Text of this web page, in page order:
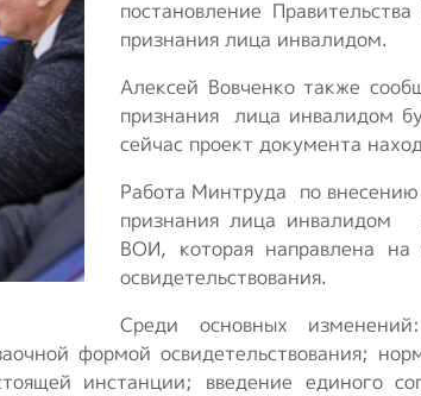
Опросы ВОИ
Бесплатная
юридическая
помощь инвалидам
в РФ
постановление
признания лица инвалидом.
Алексей Вовченко также
признания лица инвалидом
сейчас проект документа
Работа Минтруда по
признания лица инвалидом
ВОИ, которая направлена на
освидетельствования.
Среди основных
формой освидетельствования;
инстанции; введение единого